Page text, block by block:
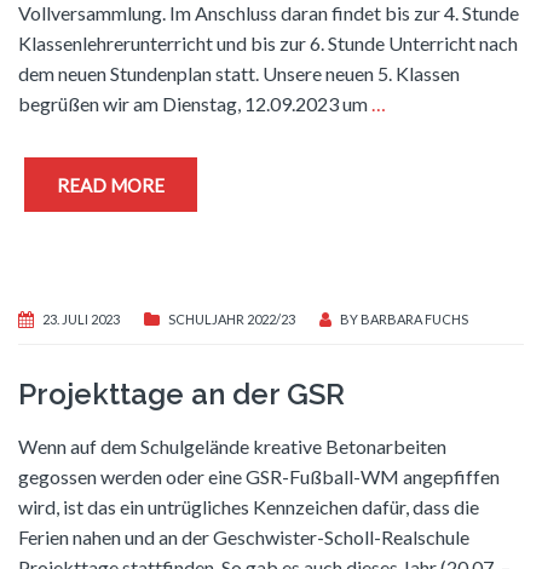
Vollversammlung. Im Anschluss daran findet bis zur 4. Stunde
Klassenlehrerunterricht und bis zur 6. Stunde Unterricht nach
dem neuen Stundenplan statt. Unsere neuen 5. Klassen
begrüßen wir am Dienstag, 12.09.2023 um…
READ MORE
23. JULI 2023 SCHULJAHR 2022/23 BY BARBARA FUCHS
Projekttage an der GSR
Wenn auf dem Schulgelände kreative Betonarbeiten
gegossen werden oder eine GSR-Fußball-WM angepfiffen
wird, ist das ein untrügliches Kennzeichen dafür, dass die
Ferien nahen und an der Geschwister-Scholl-Realschule